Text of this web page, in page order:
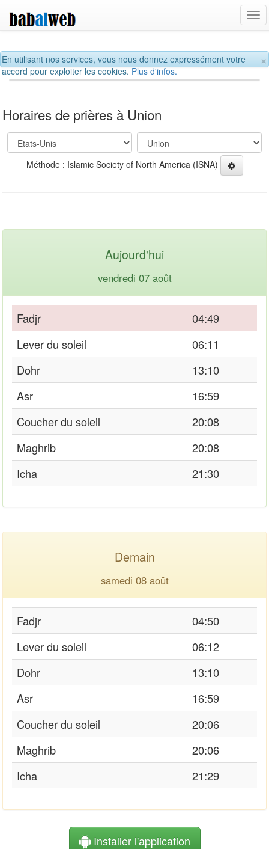
×
En utilisant nos services, vous nous donnez expressément votre
accord pour exploiter les cookies.Plus d'infos.
Horaires de prières à Union
Méthode : Islamic Society of North America (ISNA)
Aujourd'hui
vendredi 07 août
Fadjr
04:49
Lever du soleil
06:11
Dohr
13:10
Asr
16:59
Coucher du soleil
20:08
Maghrib
20:08
Icha
21:30
Demain
samedi 08 août
Fadjr
04:50
Lever du soleil
06:12
Dohr
13:10
Asr
16:59
Coucher du soleil
20:06
Maghrib
20:06
Icha
21:29
Installer l'application